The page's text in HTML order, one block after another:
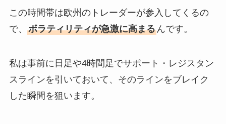
この時間帯は欧州のトレーダーが参入してくるの
で、 ボラティリティが急激に高まるんです。
私は事前に日足や4時間足でサポート・レジスタン
スラインを引いておいて、そのラインをブレイク
した瞬間を狙います。